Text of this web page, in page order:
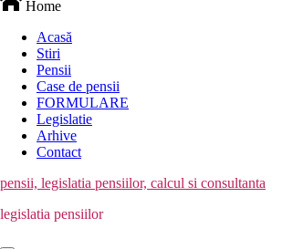
Home
Acasă
Stiri
Pensii
Case de pensii
FORMULARE
Legislatie
Arhive
Contact
pensii, legislatia pensiilor, calcul si consultanta
legislatia pensiilor